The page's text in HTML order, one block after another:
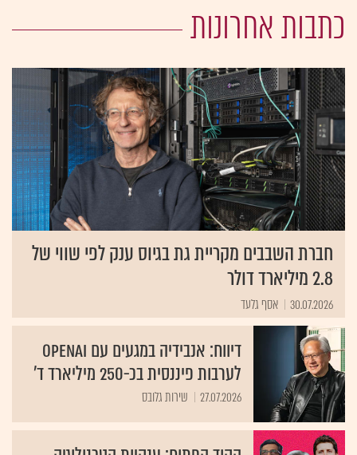
כתבות אחרונות
חברת השבבים מקריית גת בגיוס ענק לפי שווי של
2.8 מיליארד דולר
30.07.2026 אסף גלעד
דיווח: אנבידיה במגעים עם OpenAI
לערבות פיננסית בכ-250 מיליארד ד'
27.07.2026 שירות גלובס